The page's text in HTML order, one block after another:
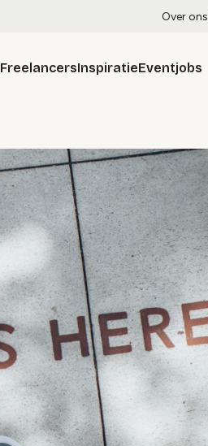
Over ons
FreelancersInspiratieEventjobs